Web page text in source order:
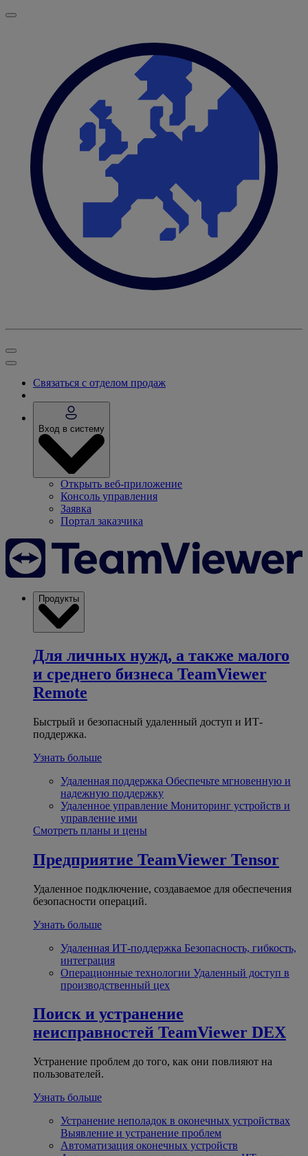
Связаться с отделом продаж
Вход в систему
Открыть веб-приложение
Консоль управления
Заявка
Портал заказчика
Продукты
Для личных нужд, а также малого
и среднего бизнеса TeamViewer
Remote
Быстрый и безопасный удаленный доступ и ИТ-
поддержка.
Узнать больше
Удаленная поддержка Обеспечьте мгновенную и
надежную поддержку
Удаленное управление Мониторинг устройств и
управление ими
Смотреть планы и цены
Предприятие TeamViewer Tensor
Удаленное подключение, создаваемое для обеспечения
безопасности операций.
Узнать больше
Удаленная ИТ-поддержка Безопасность, гибкость,
интеграция
Операционные технологии Удаленный доступ в
производственный цех
Поиск и устранение
неисправностей TeamViewer DEX
Устранение проблем до того, как они повлияют на
пользователей.
Узнать больше
Устранение неполадок в оконечных устройствах
Выявление и устранение проблем
Автоматизация оконечных устройств